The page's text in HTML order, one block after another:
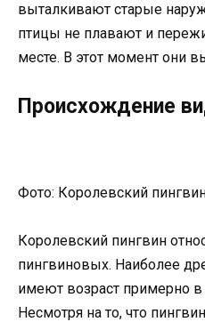
выталкивают старые
птицы не плавают и
месте. В этот момент они
Происхождение
Фото: Королевский
Королевский пингвин
пингвиновых. Наиболее
имеют возраст примерно
Несмотря на то, что